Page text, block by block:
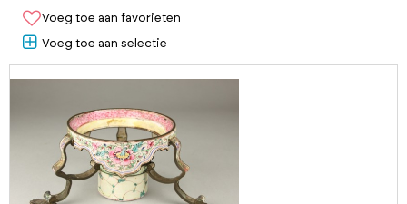
Voeg toe aan favorieten
Voeg toe aan selectie